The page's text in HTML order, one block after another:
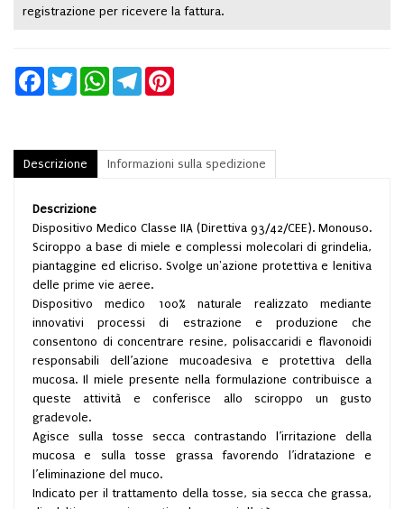
registrazione per ricevere la fattura.
FacebookTwitter WhatsAppTelegram
Descrizione Informazioni sulla spedizione
Descrizione
Dispositivo Medico Classe IIA (Direttiva 93/42/CEE). Monouso.
Sciroppo a base di miele e complessi molecolari di grindelia,
piantaggine ed elicriso. Svolge un'azione protettiva e lenitiva
delle prime vie aeree.
Dispositivo medico 100% naturale realizzato mediante
innovativi processi di estrazione e produzione che
consentono di concentrare resine, polisaccaridi e flavonoidi
responsabili dell’azione mucoadesiva e protettiva della
mucosa. Il miele presente nella formulazione contribuisce a
queste attività e conferisce allo sciroppo un gusto
gradevole.
Agisce sulla tosse secca contrastando l’irritazione della
mucosa e sulla tosse grassa favorendo l’idratazione e
l’eliminazione del muco.
Indicato per il trattamento della tosse, sia secca che grassa,